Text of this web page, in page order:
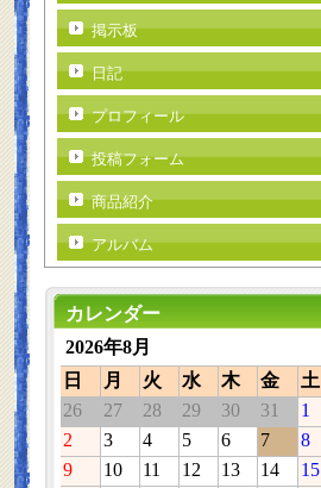
掲示板
日記
プロフィール
投稿フォーム
商品紹介
アルバム
カレンダー
2026年8月
日
月 火 水 木 金
土
26
27 28 29 30 31
1
2
3 4 5 6 7
8
9
10 11 12 13 14
15